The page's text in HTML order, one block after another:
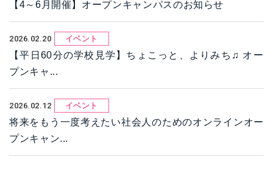
【4～6月開催】オープンキャンパスのお知らせ
2026.02.20 イベント
【平日60分の学校見学】ちょこっと、よりみち♫ オー
プンキャ...
2026.02.12 イベント
将来をもう一度考えたい社会人のためのオンラインオー
プンキャン...